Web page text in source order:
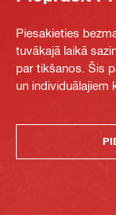
Piesakieties
tuvākajā laikā
par tikšanos. Šis
un individuālajiem